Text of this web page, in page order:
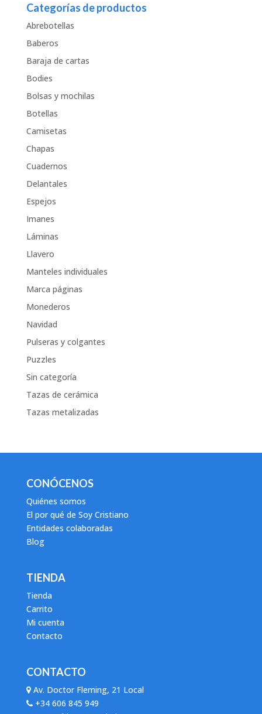
Categorías de productos
Abrebotellas
Baberos
Baraja de cartas
Bodies
Bolsas y mochilas
Botellas
Camisetas
Chapas
Cuadernos
Delantales
Espejos
Imanes
Láminas
Llavero
Manteles individuales
Marca páginas
Monederos
Navidad
Pulseras y colgantes
Puzzles
Sin categoría
Tazas de cerámica
Tazas metalizadas
CONÓCENOS
Quiénes somos
El por qué de Soy Cristiano
Entidades colaboradas
Blog
TIENDA
Tienda
Carrito
Mi cuenta
Contacto
CONTACTO
Av. Doctor Fleming, 21 Local
+34 606 845 949